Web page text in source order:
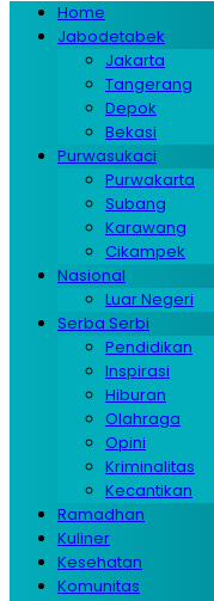
Home
Jabodetabek
Jakarta
Tangerang
Depok
Bekasi
Purwasukaci
Purwakarta
Subang
Karawang
Cikampek
Nasional
Luar Negeri
Serba Serbi
Pendidikan
Inspirasi
Hiburan
Olahraga
Opini
Kriminalitas
Kecantikan
Ramadhan
Kuliner
Kesehatan
Komunitas